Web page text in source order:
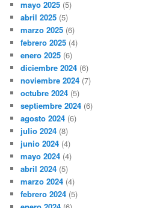
mayo 2025 (5)
abril 2025 (5)
marzo 2025 (6)
febrero 2025 (4)
enero 2025 (6)
diciembre 2024 (6)
noviembre 2024 (7)
octubre 2024 (5)
septiembre 2024 (6)
agosto 2024 (6)
julio 2024 (8)
junio 2024 (4)
mayo 2024 (4)
abril 2024 (5)
marzo 2024 (4)
febrero 2024 (5)